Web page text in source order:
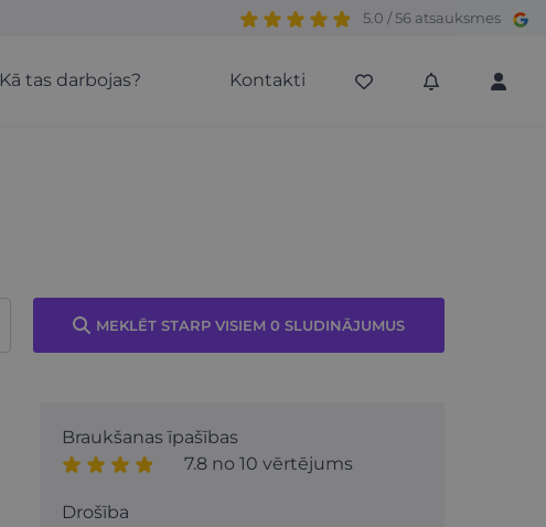
5.0 / 56 atsauksmes
Kā tas darbojas? Kontakti
MEKLĒT STARP VISIEM 0 SLUDINĀJUMUS
Braukšanas īpašības
7.8 no 10 vērtējums
Drošība